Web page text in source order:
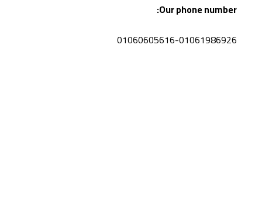
Our phone number:
01060605616-01061986926